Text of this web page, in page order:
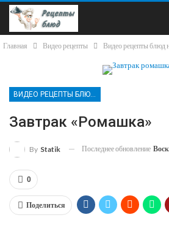
Главная Видео рецепты Видео рецепты блюд
ВИДЕО РЕЦЕПТЫ БЛЮД НА ЗАВТРАК
Завтрак «Ромашка»
By Statik Последнее обновление
0
Поделиться